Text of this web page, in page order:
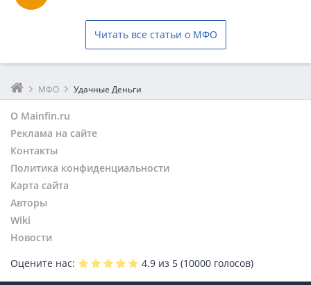
Читать все статьи о МФО
МФО Удачные Деньги
О Mainfin.ru
Реклама на сайте
Контакты
Политика конфиденциальности
Карта сайта
Авторы
Wiki
Новости
Оцените нас:
4.9 из 5 (10000 голосов)